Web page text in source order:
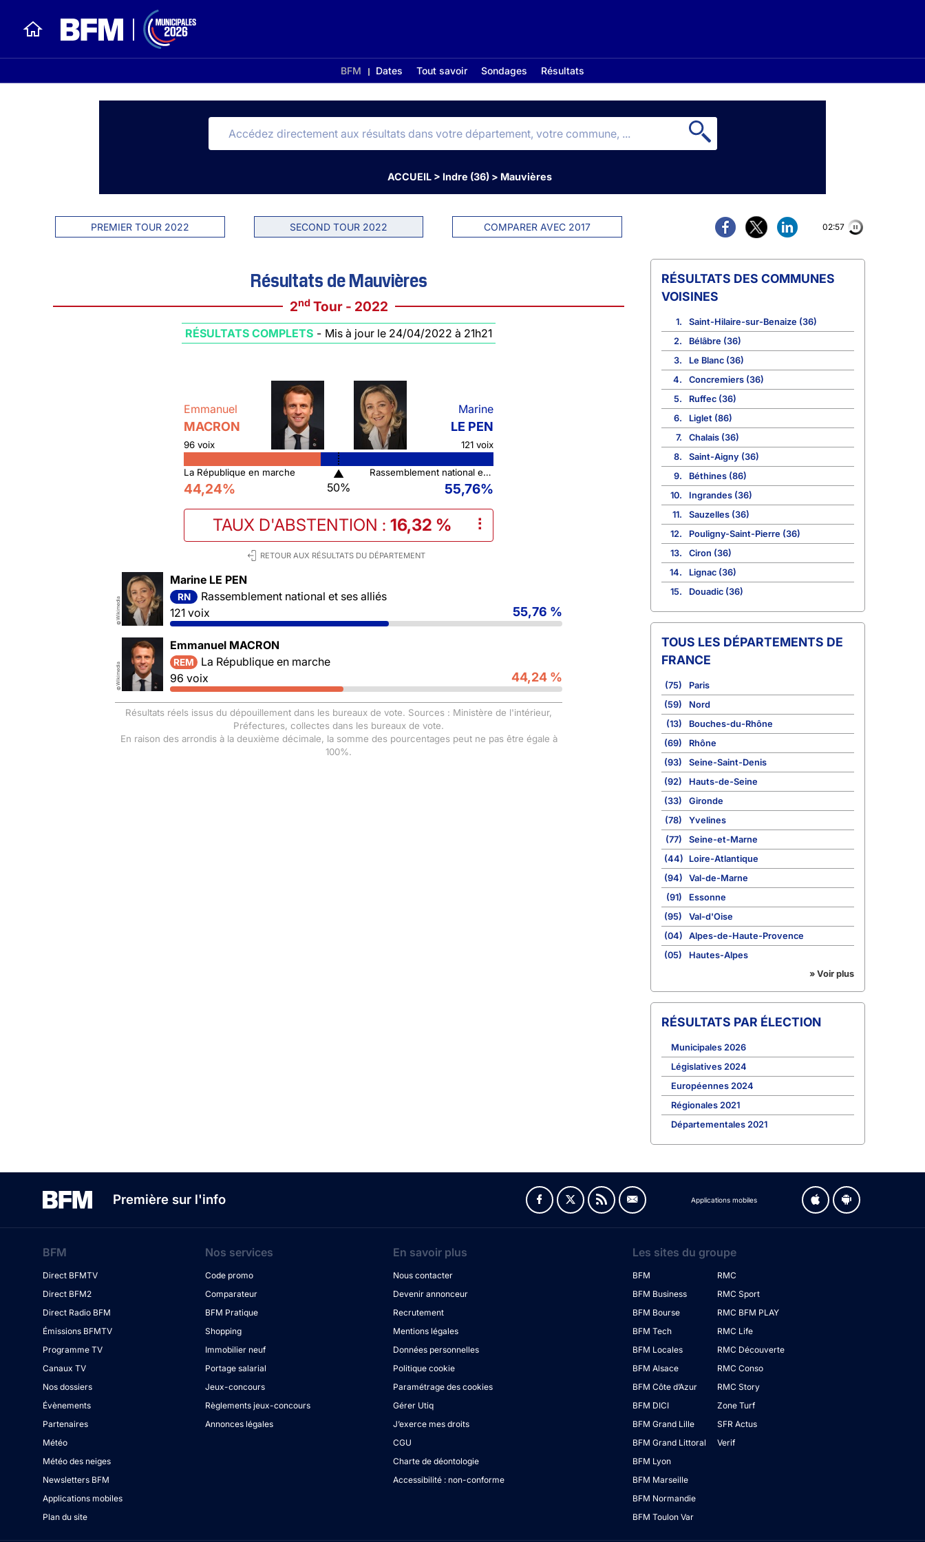
BFM Dates Tout savoir Sondages Résultats
ACCUEIL> Indre (36)> Mauvières
PREMIER TOUR 2022 SECOND TOUR 2022 COMPARER AVEC 2017 02:56
Résultats de Mauvières
2ndTour - 2022
RÉSULTATS COMPLETS - Mis à jour le 24/04/2022 à 21h21
Emmanuel
MACRON
96 voix
Marine
LE PEN
121 voix
La République en marche
44,24%
▲
50%
Rassemblement national et ses alliés
55,76%
TAUX D'ABSTENTION : 16,32 % ⠇
RETOUR AUX RÉSULTATS DU DÉPARTEMENT
©
Wikimedia
Marine LE PEN
RN
Rassemblement national et ses alliés
121 voix
55,76 %
©
Wikimedia
Emmanuel MACRON
REM
La République en marche
96 voix
44,24 %
Résultats réels issus du dépouillement dans les bureaux de vote. Sources : Ministère de l'intérieur,
Préfectures, collectes dans les bureaux de vote.
En raison des arrondis à la deuxième décimale, la somme des pourcentages peut ne pas être égale à
100%.
COMMUNES
VOISINES
1.
Saint-Hilaire-sur-Benaize (36)
2.
Bélâbre (36)
3.
Le Blanc (36)
4.
Concremiers (36)
5.
Ruffec (36)
6.
Liglet (86)
7.
Chalais (36)
8.
Saint-Aigny (36)
9.
Béthines (86)
10.
Ingrandes (36)
11.
Sauzelles (36)
12.
Pouligny-Saint-Pierre (36)
13.
Ciron (36)
14.
Lignac (36)
15.
Douadic (36)
TOUS LES DÉPARTEMENTS DE
FRANCE
(75)
Paris
(59)
Nord
(13)
Bouches-du-Rhône
(69)
Rhône
(93)
Seine-Saint-Denis
(92)
Hauts-de-Seine
(33)
Gironde
(78)
Yvelines
(77)
Seine-et-Marne
(44)
Loire-Atlantique
(94)
Val-de-Marne
(91)
Essonne
(95)
Val-d'Oise
(04)
Alpes-de-Haute-Provence
(05)
Hautes-Alpes
» Voir plus
RÉSULTATS PAR ÉLECTION
Municipales 2026
Législatives 2024
Européennes 2024
Régionales 2021
Départementales 2021
Première sur l'info Applications mobiles
BFM
Direct BFMTV
Direct BFM2
Direct Radio BFM
Émissions BFMTV
Programme TV
Canaux TV
Nos dossiers
Évènements
Partenaires
Météo
Météo des neiges
Newsletters BFM
Applications mobiles
Plan du site
Nos services
Code promo
Comparateur
BFM Pratique
Shopping
Immobilier neuf
Portage salarial
Jeux-concours
Règlements jeux-concours
Annonces légales
En savoir plus
Nous contacter
Devenir annonceur
Recrutement
Mentions légales
Données personnelles
Politique cookie
Paramétrage des cookies
Gérer Utiq
J’exerce mes droits
CGU
Charte de déontologie
Accessibilité : non-conforme
Les sites du groupe
BFM
BFM Business
BFM Bourse
BFM Tech
BFM Locales
BFM Alsace
BFM Côte d’Azur
BFM DICI
BFM Grand Lille
BFM Grand Littoral
BFM Lyon
BFM Marseille
BFM Normandie
BFM Toulon Var
RMC
RMC Sport
RMC BFM PLAY
RMC Life
RMC Découverte
RMC Conso
RMC Story
Zone Turf
SFR Actus
Verif